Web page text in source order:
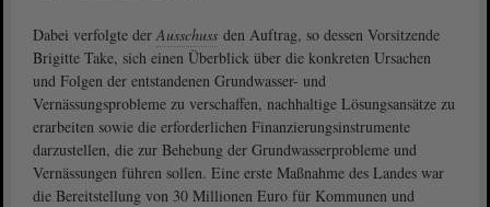
Dabei verfolgte der Ausschuss den Auftrag, so dessen Vorsitzende
Brigitte Take, sich einen Überblick über die konkreten Ursachen
und Folgen der entstandenen Grundwasser- und
Vernässungsprobleme zu verschaffen, nachhaltige Lösungsansätze zu
erarbeiten sowie die erforderlichen Finanzierungsinstrumente
darzustellen, die zur Behebung der Grundwasserprobleme und
Vernässungen führen sollen. Eine erste Maßnahme des Landes war
die Bereitstellung von 30 Millionen Euro für Kommunen und